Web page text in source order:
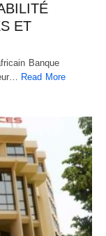
ET
Banque
Read More